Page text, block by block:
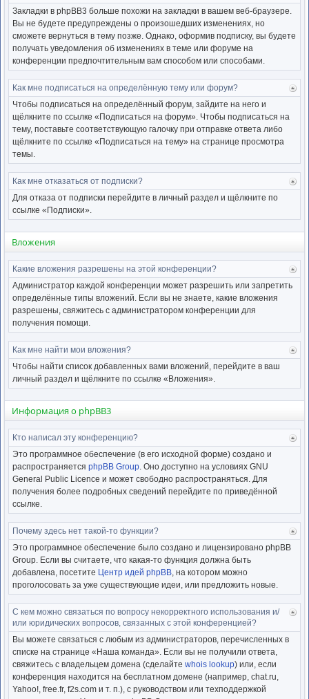
Закладки в phpBB3 больше похожи на закладки в вашем веб-браузере.
Вы не будете предупреждены о произошедших изменениях, но
сможете вернуться в тему позже. Однако, оформив подписку, вы будете
получать уведомления об изменениях в теме или форуме на
конференции предпочтительным вам способом или способами.
Как мне подписаться на определённую тему или форум?
Чтобы подписаться на определённый форум, зайдите на него и
щёлкните по ссылке «Подписаться на форум». Чтобы подписаться на
тему, поставьте соответствующую галочку при отправке ответа либо
щёлкните по ссылке «Подписаться на тему» на странице просмотра
темы.
Как мне отказаться от подписки?
Для отказа от подписки перейдите в личный раздел и щёлкните по
ссылке «Подписки».
Вложения
к
Какие вложения разрешены на этой конференции?
Администратор каждой конференции может разрешить или запретить
определённые типы вложений. Если вы не знаете, какие вложения
разрешены, свяжитесь с администратором конференции для
получения помощи.
Как мне найти мои вложения?
Чтобы найти список добавленных вами вложений, перейдите в ваш
личный раздел и щёлкните по ссылке «Вложения».
Информация о phpBB3
Кто написал эту конференцию?
Это программное обеспечение (в его исходной форме) создано и
распространяется phpBB Group. Оно доступно на условиях GNU
General Public Licence и может свободно распространяться. Для
получения более подробных сведений перейдите по приведённой
ссылке.
к
Почему здесь нет такой-то функции?
Это программное обеспечение было создано и лицензировано phpBB
Group. Если вы считаете, что какая-то функция должна быть
добавлена, посетите Центр идей phpBB, на котором можно
проголосовать за уже существующие идеи, или предложить новые.
С кем можно связаться по вопросу некорректного использования и/
или юридических вопросов, связанных с этой конференцией?
Вы можете связаться с любым из администраторов, перечисленных в
списке на странице «Наша команда». Если вы не получили ответа,
свяжитесь с владельцем домена (сделайте whois lookup) или, если
конференция находится на бесплатном домене (например, chat.ru,
Yahoo!, free.fr, f2s.com и т. п.), с руководством или техподдержкой